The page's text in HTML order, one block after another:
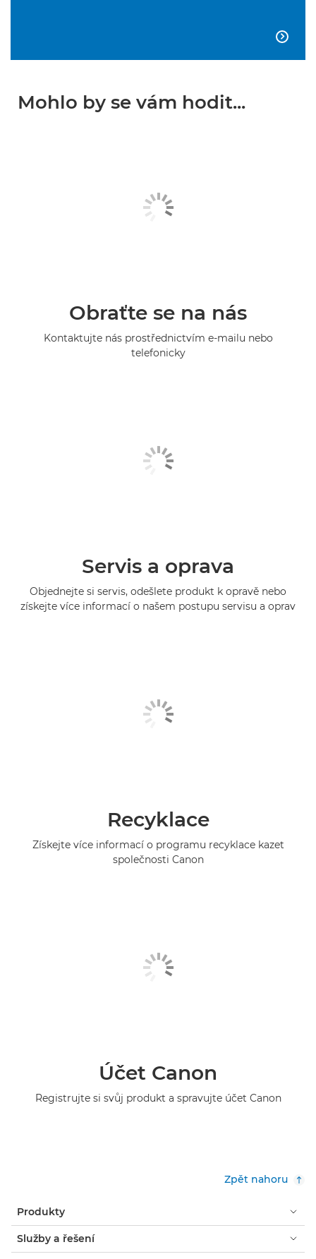

Mohlo by se vám hodit...
Obraťte se na nás
Kontaktujte nás prostřednictvím e-mailu nebo
telefonicky
Servis a oprava
Objednejte si servis, odešlete produkt k opravě nebo
získejte více informací o našem postupu servisu a oprav
Recyklace
Získejte více informací o programu recyklace kazet
společnosti Canon
Účet Canon
Registrujte si svůj produkt a spravujte účet Canon
Zpět nahoru
Produkty
Služby a řešení